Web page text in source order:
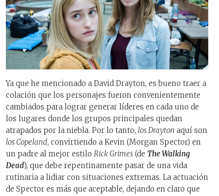
Ya que he mencionado a David Drayton, es bueno traer a
colación que los personajes fueron convenientemente
cambiados para lograr generar líderes en cada uno de
los lugares donde los grupos principales quedan
atrapados por la niebla. Por lo tanto, los Drayton aquí son
los Copeland, convirtiendo a Kevin (Morgan Spector) en
un padre al mejor estilo Rick Grimes (de The Walking
Dead), que debe repentinamente pasar de una vida
rutinaria a lidiar con situaciones extremas. La actuación
de Spector es más que aceptable, dejando en claro que